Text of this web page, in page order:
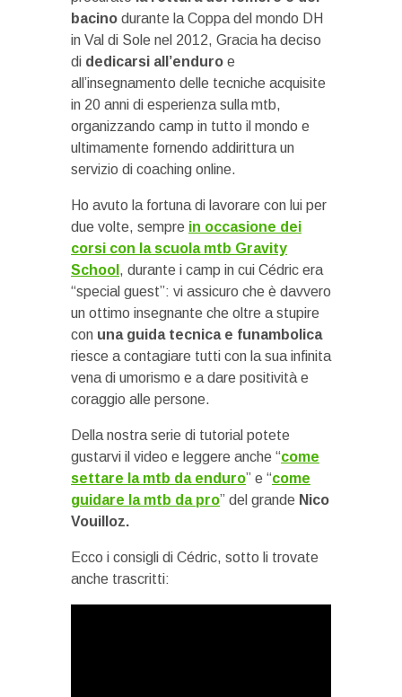
bacino durante la Coppa del mondo DH
in Val di Sole nel 2012, Gracia ha deciso
di dedicarsi all’enduro e
all’insegnamento delle tecniche acquisite
in 20 anni di esperienza sulla mtb,
organizzando camp in tutto il mondo e
ultimamente fornendo addirittura un
servizio di coaching online.
Ho avuto la fortuna di lavorare con lui per
due volte, sempre in occasione dei
corsi con la scuola mtb Gravity
School , durante i camp in cui Cédric era
“special guest”: vi assicuro che è davvero
un ottimo insegnante che oltre a stupire
con una guida tecnica e funambolica
riesce a contagiare tutti con la sua infinita
vena di umorismo e a dare positività e
coraggio alle persone.
Della nostra serie di tutorial potete
gustarvi il video e leggere anche “come
settare la mtb da enduro” e “come
guidare la mtb da pro” del grande Nico
Vouilloz.
Ecco i consigli di Cédric, sotto li trovate
anche trascritti: